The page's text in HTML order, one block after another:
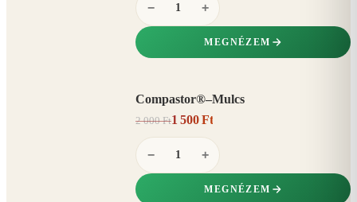
− +
MEGNÉZEM
Compastor®–Mulcs
2 000 Ft1 500 Ft
− +
MEGNÉZEM